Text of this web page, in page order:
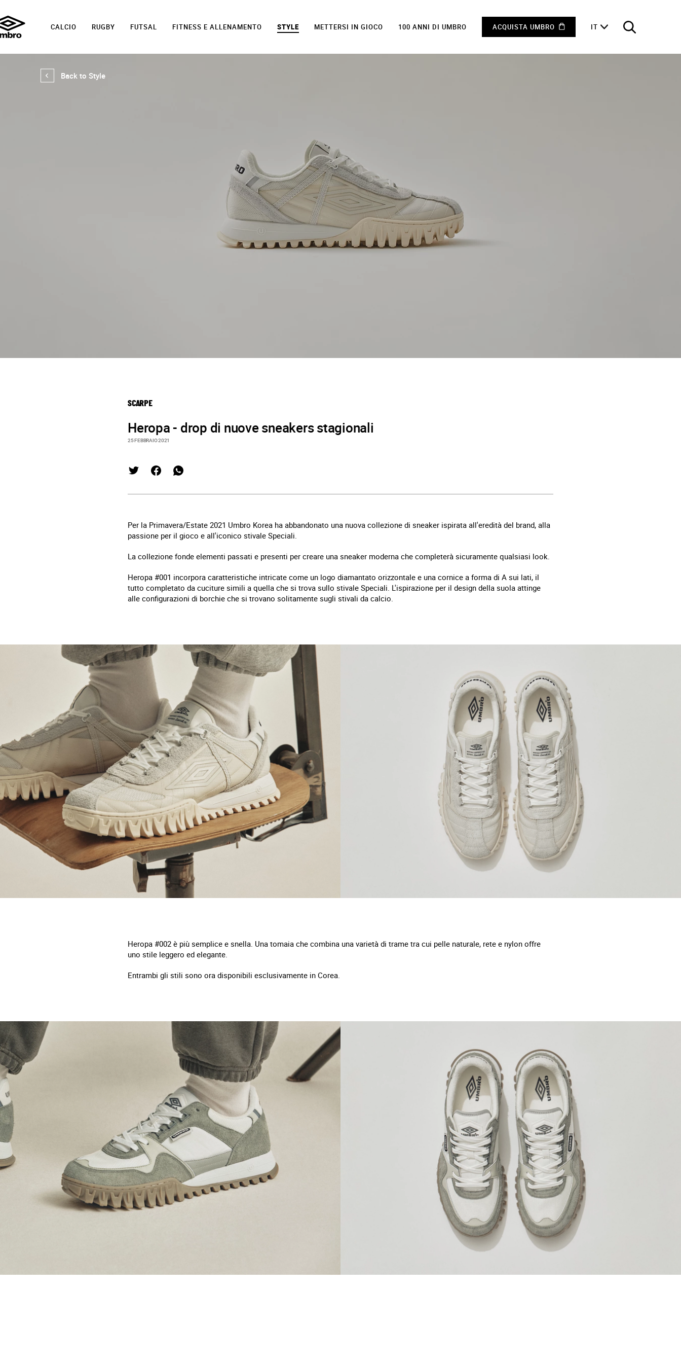
CALCIO RUGBY FUTSAL FITNESS E ALLENAMENTO STYLE METTERSI IN GIOCO 100 ANNI DI UMBRO ACQUISTA UMBRO IT
Back to Style
SCARPE
Heropa - drop di nuove sneakers stagionali
25 FEBBRAIO 2021
Per la Primavera/Estate 2021 Umbro Korea ha abbandonato una nuova collezione di sneaker ispirata all'eredità del brand, alla
passione per il gioco e all'iconico stivale Speciali.
La collezione fonde elementi passati e presenti per creare una sneaker moderna che completerà sicuramente qualsiasi look.
Heropa #001 incorpora caratteristiche intricate come un logo diamantato orizzontale e una cornice a forma di A sui lati, il
tutto completato da cuciture simili a quella che si trova sullo stivale Speciali. L'ispirazione per il design della suola attinge
alle configurazioni di borchie che si trovano solitamente sugli stivali da calcio.
Heropa #002 è più semplice e snella. Una tomaia che combina una varietà di trame tra cui pelle naturale, rete e nylon offre
uno stile leggero ed elegante.
Entrambi gli stili sono ora disponibili esclusivamente in Corea.